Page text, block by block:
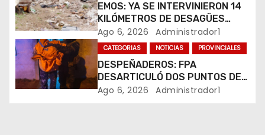
t
r
a
d
EMOS: YA SE INTERVINIERON 14
KILÓMETROS DE DESAGÜES
PLUVIALES
Ago 6, 2026 Administrador1
CATEGORIAS NOTICIAS PROVINCIALES
DESPEÑADEROS: FPA
DESARTICULÓ DOS PUNTOS DE
VENTA DE DROGAS. TRES
Ago 6, 2026 Administrador1